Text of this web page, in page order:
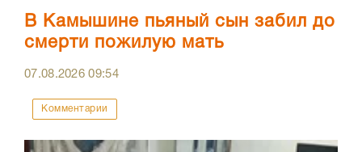
В Камышине пьяный сын забил до
смерти пожилую мать
07.08.202609:54
Комментарии